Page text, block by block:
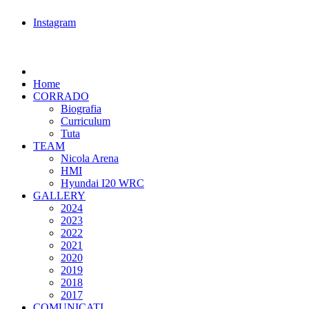
Instagram
Home
CORRADO
Biografia
Curriculum
Tuta
TEAM
Nicola Arena
HMI
Hyundai I20 WRC
GALLERY
2024
2023
2022
2021
2020
2019
2018
2017